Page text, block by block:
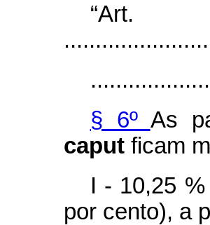
§ 6º As
caput ficam
I - 10,25
por cento), a